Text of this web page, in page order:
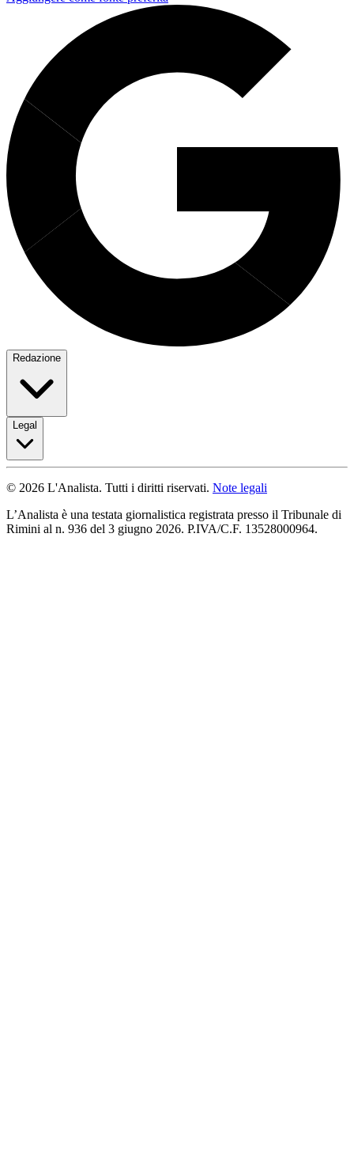
Redazione
Legal
© 2026 L'Analista. Tutti i diritti riservati. Note legali
L’Analista è una testata giornalistica registrata presso il Tribunale di
Rimini al n. 936 del 3 giugno 2026. P.IVA/C.F. 13528000964.